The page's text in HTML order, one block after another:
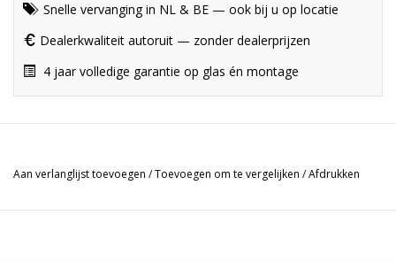
Snelle vervanging in NL & BE — ook bij u op locatie
Dealerkwaliteit autoruit — zonder dealerprijzen
4 jaar volledige garantie op glas én montage
Aan verlanglijst toevoegen /Toevoegen om te vergelijken /Afdrukken